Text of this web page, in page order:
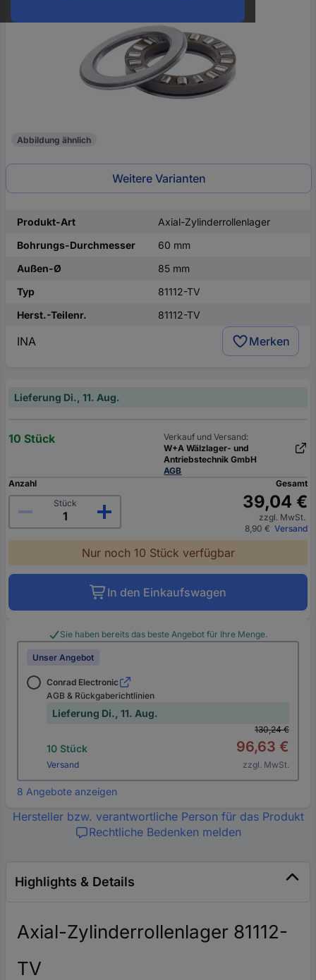
Abbildung ähnlich
Weitere Varianten
Produkt-Art
Axial-Zylinderrollenlager
Bohrungs-Durchmesser
60 mm
Außen-Ø
85 mm
Typ
81112-TV
Herst.-Teilenr.
81112-TV
INA Merken
Lieferung Di., 11. Aug.
10 Stück
Verkauf und Versand:
W+A Wälzlager- und
Antriebstechnik GmbH
AGB
Anzahl
Stück
Gesamt
39,04 €
zzgl. MwSt.
8,90 € Versand
Nur noch 10 Stück verfügbar
In den Einkaufswagen
Sie haben bereits das beste Angebot für Ihre Menge.
Unser Angebot
Conrad Electronic
AGB & Rückgaberichtlinien
Lieferung Di., 11. Aug.
10 Stück
Versand
130,24 €
96,63 €
zzgl. MwSt.
8 Angebote anzeigen
Hersteller bzw. verantwortliche Person für das Produkt
Rechtliche Bedenken melden
Highlights & Details
Axial-Zylinderrollenlager 81112-
TV